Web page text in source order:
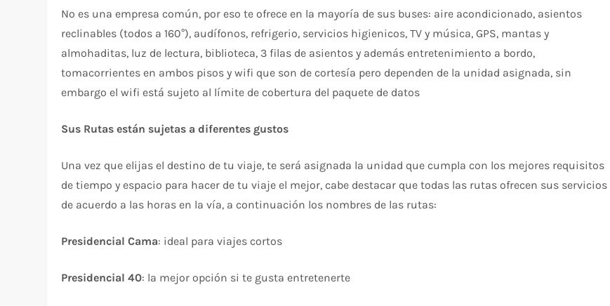
No es una empresa común, por eso te ofrece en la mayoría de sus buses: aire acondicionado, asientos
reclinables (todos a 160°), audífonos, refrigerio, servicios higienicos, TV y música, GPS, mantas y
almohaditas, luz de lectura, biblioteca, 3 filas de asientos y además entretenimiento a bordo,
tomacorrientes en ambos pisos y wifi que son de cortesía pero dependen de la unidad asignada, sin
embargo el wifi está sujeto al límite de cobertura del paquete de datos
Sus Rutas están sujetas a diferentes gustos
Una vez que elijas el destino de tu viaje, te será asignada la unidad que cumpla con los mejores requisitos
de tiempo y espacio para hacer de tu viaje el mejor, cabe destacar que todas las rutas ofrecen sus servicios
de acuerdo a las horas en la vía, a continuación los nombres de las rutas:
Presidencial Cama: ideal para viajes cortos
Presidencial 40: la mejor opción si te gusta entretenerte